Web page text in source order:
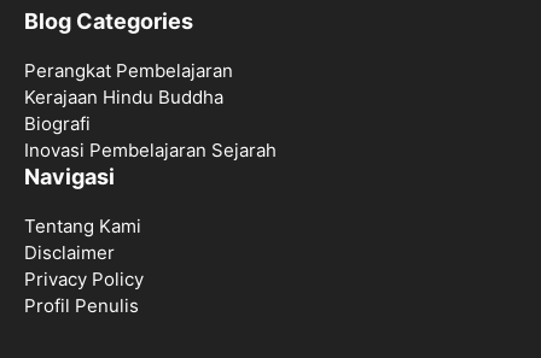
Blog Categories
Perangkat Pembelajaran
Kerajaan Hindu Buddha
Biografi
Inovasi Pembelajaran Sejarah
Navigasi
Tentang Kami
Disclaimer
Privacy Policy
Profil Penulis